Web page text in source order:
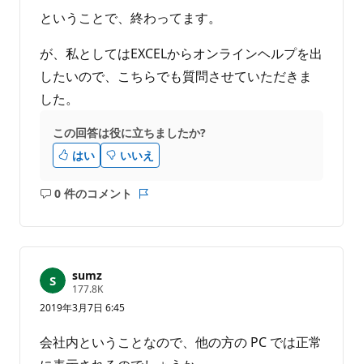
ということで、終わってます。
が、私としてはEXCELからオンラインヘルプを出
したいので、こちらでも質問させていただきま
した。
この回答は役に立ちましたか?
はい
いいえ
0 件のコメント
コ
ト
あ
り
せ
ト
sumz
177.8K評
の
イ
ン
ト
2019年3月7日 6:45
会社内ということなので、他の方の PC では正常